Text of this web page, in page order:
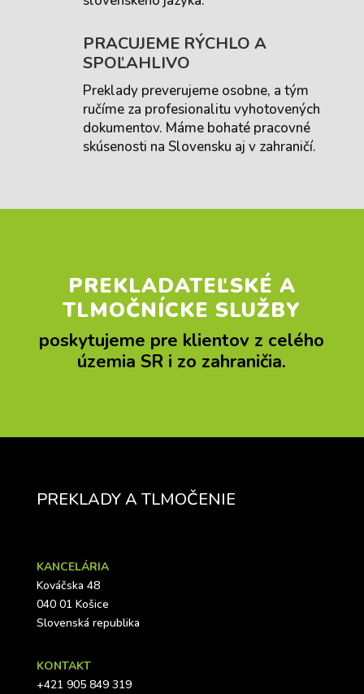
PRACUJEME RÝCHLO A
SPOĽAHLIVO
Preklady preverujeme osobne, a tým
ručíme za profesionalitu vyhotovených
dokumentov. Máme bohaté pracovné
skúsenosti na Slovensku aj v zahraničí.
PREKLADATEĽSKÉ A
TLMOČNÍCKE SLUŽBY
poskytujeme pre klientov z celého
územia SR i zo zahraničia.
PREKLADY A TLMOČENIE
KANCELÁRIA
Kováčska 48
040 01 Košice
Slovenská republika
KONTAKT
+421 905 849 319